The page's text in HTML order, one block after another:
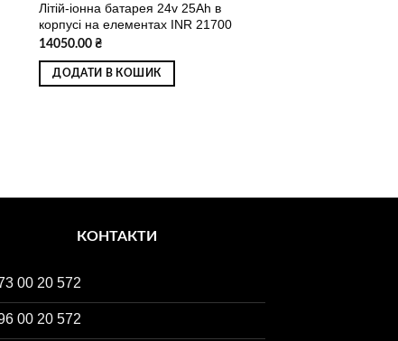
Літій-іонна батарея 24v 25Ah в
корпусі на елементах INR 21700
14050.00 ₴
ДОДАТИ В КОШИК
КОНТАКТИ
00 20 572
00 20 572